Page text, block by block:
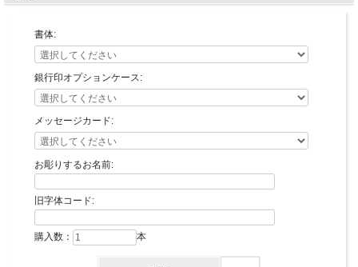
書体:
銀行印オプションケース:
メッセージカード:
お彫りするお名前:
旧字体コード:
購入数： 本